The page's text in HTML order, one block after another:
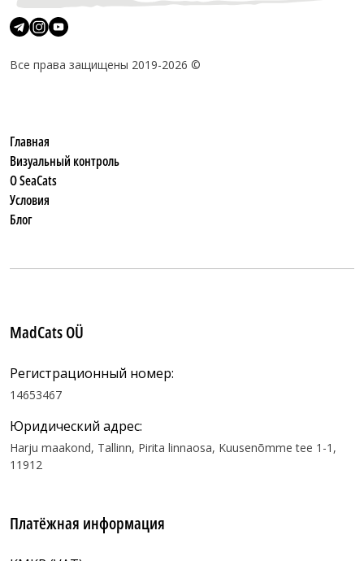
Все права защищены 2019-2026 ©
MadCats OÜ
Регистрационный номер:
14653467
Юридический адрес:
Harju maakond, Tallinn, Pirita linnaosa, Kuusenõmme tee 1-1,
11912
Платёжная информация
Главная
Визуальный контроль
О SeaCats
Условия
Блог